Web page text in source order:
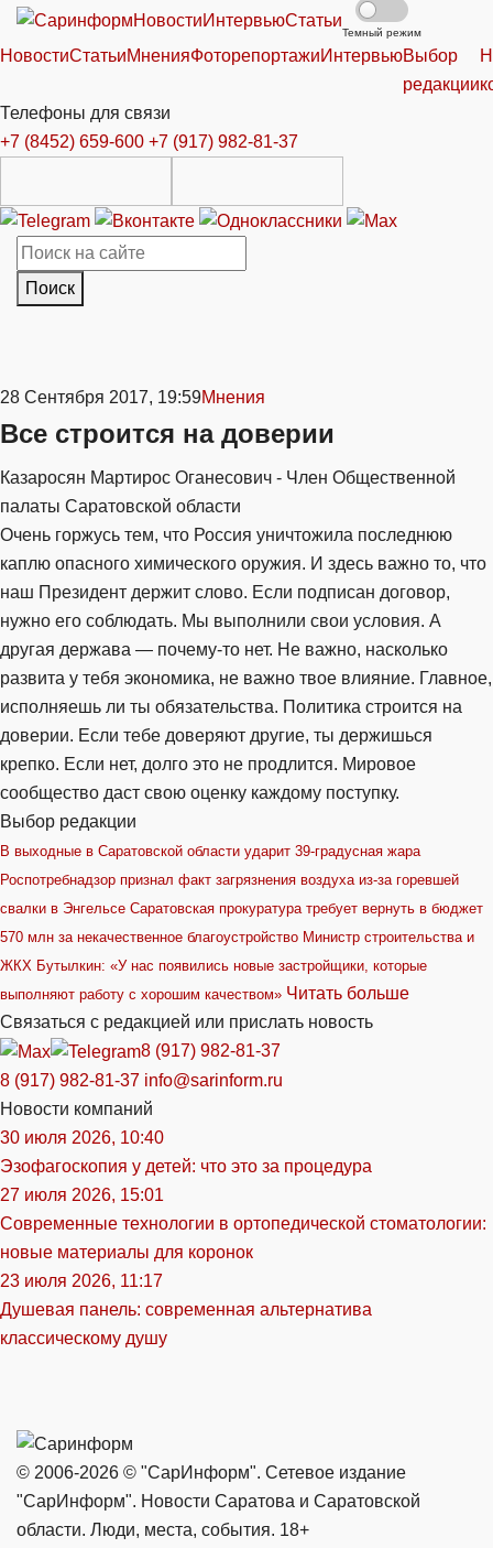
НовостиИнтервьюСтатьи
Темный режим
НовостиСтатьиМненияФоторепортажиИнтервьюВыбор
редакции
Телефоны для связи
+7 (8452) 659-600 +7 (917) 982-81-37
Поиск
28 Сентября 2017, 19:59Мнения
Все строится на доверии
Казаросян Мартирос Оганесович - Член Общественной
палаты Саратовской области
Очень горжусь тем, что Россия уничтожила последнюю
каплю опасного химического оружия. И здесь важно то, что
наш Президент держит слово. Если подписан договор,
нужно его соблюдать. Мы выполнили свои условия. А
другая держава — почему-то нет. Не важно, насколько
развита у тебя экономика, не важно твое влияние. Главное,
исполняешь ли ты обязательства. Политика строится на
доверии. Если тебе доверяют другие, ты держишься
крепко. Если нет, долго это не продлится. Мировое
сообщество даст свою оценку каждому поступку.
Выбор редакции
В выходные в Саратовской области ударит 39-градусная жара
Роспотребнадзор признал факт загрязнения воздуха из-за горевшей
свалки в Энгельсе Саратовская прокуратура требует вернуть в бюджет
570 млн за некачественное благоустройство Министр строительства и
ЖКХ Бутылкин: «У нас появились новые застройщики, которые
выполняют работу с хорошим качеством» Читать больше
Связаться с редакцией или прислать новость
8 (917) 982-81-37
8 (917) 982-81-37 info@sarinform.ru
Новости компаний
30 июля 2026, 10:40
Эзофагоскопия у детей: что это за процедура
27 июля 2026, 15:01
Современные технологии в ортопедической стоматологии:
новые материалы для коронок
23 июля 2026, 11:17
Душевая панель: современная альтернатива
классическому душу
© 2006-2026 © "СарИнформ". Сетевое издание
"СарИнформ". Новости Саратова и Саратовской
области. Люди, места, события. 18+